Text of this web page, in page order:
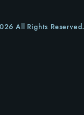
All Rights Reserved.